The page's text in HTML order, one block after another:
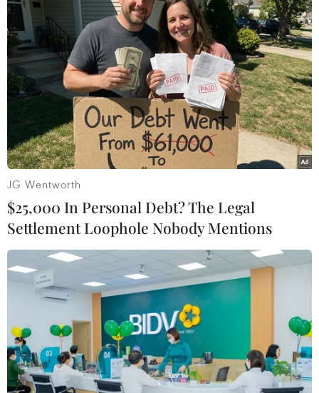
Iran tuyên bố tôn trọng chủ quyền của
Iraq sau vụ bắn tên lửa
09/01/2020 01:16
Đại sứ Iran khẳng định chiến dịch này diễn ra chính xác
và nhằm vào các mục tiêu quân sự, do đó không gây
thiệt hại cho người dân cũng như tài sản của người dân
tại khu vực.
JG Wentworth
$25,000 In Personal Debt? The Legal
Settlement Loophole Nobody Mentions